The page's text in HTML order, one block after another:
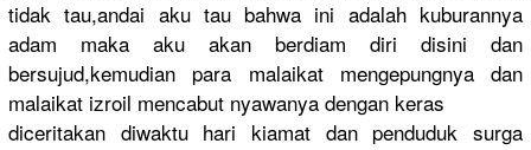
tidak tau,andai aku tau bahwa ini adalah kuburannya
adam maka aku akan berdiam diri disini dan
bersujud,kemudian para malaikat mengepungnya dan
malaikat izroil mencabut nyawanya dengan keras
diceritakan diwaktu hari kiamat dan penduduk surga